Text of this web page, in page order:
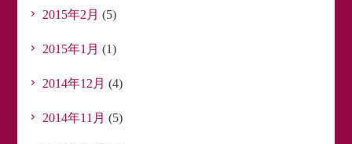
2015年2月 (5)
2015年1月 (1)
2014年12月 (4)
2014年11月 (5)